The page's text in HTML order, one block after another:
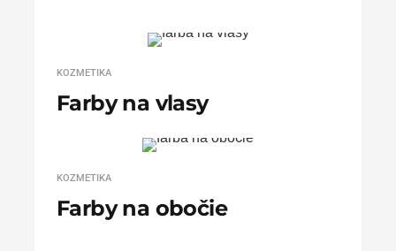
KOZMETIKA
Farby na vlasy
KOZMETIKA
Farby na obočie